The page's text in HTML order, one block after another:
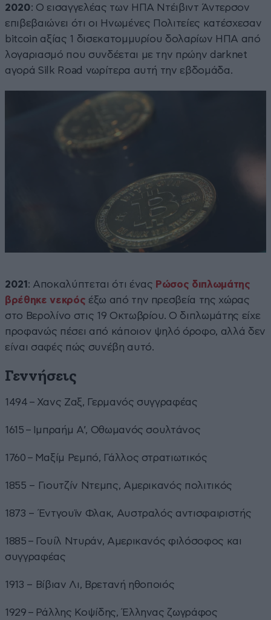
2020: Ο εισαγγελέας των ΗΠΑ Ντέιβιντ Άντερσον
επιβεβαιώνει ότι οι Ηνωμένες Πολιτείες κατέσχεσαν
bitcoin αξίας 1 δισεκατομμυρίου δολαρίων ΗΠΑ από
λογαριασμό που συνδέεται με την πρώην darknet
αγορά Silk Road νωρίτερα αυτή την εβδομάδα.
2021 : Αποκαλύπτεται ότι ένας Ρώσος διπλωμάτης
βρέθηκε νεκρός έξω από την πρεσβεία της χώρας
στο Βερολίνο στις 19 Οκτωβρίου. Ο διπλωμάτης είχε
προφανώς πέσει από κάποιον ψηλό όροφο, αλλά δεν
είναι σαφές πώς συνέβη αυτό.
Γεννήσεις
1494 – Χανς Ζαξ, Γερμανός συγγραφέας
1615 – Ιμπραήμ Α’, Οθωμανός σουλτάνος
1760 – Μαξίμ Ρεμπό, Γάλλος στρατιωτικός
1855 – Γιουτζίν Ντεμπς, Αμερικανός πολιτικός
1873 – Έντγουϊν Φλακ, Αυστραλός αντισφαιριστής
1885 – Γουίλ Ντυράν, Αμερικανός φιλόσοφος και
συγγραφέας
1913 – Βίβιαν Λι, Βρετανή ηθοποιός
1929 – Ράλλης Κοψίδης, Έλληνας ζωγράφος